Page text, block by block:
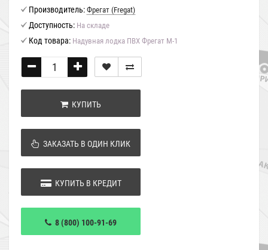
Производитель: Фрегат (Fregat)
Доступность: На складе
Код товара: Надувная лодка ПВХ Фрегат М-1
КУПИТЬ
ЗАКАЗАТЬ В ОДИН КЛИК
КУПИТЬ В КРЕДИТ
8 (800) 100-91-69